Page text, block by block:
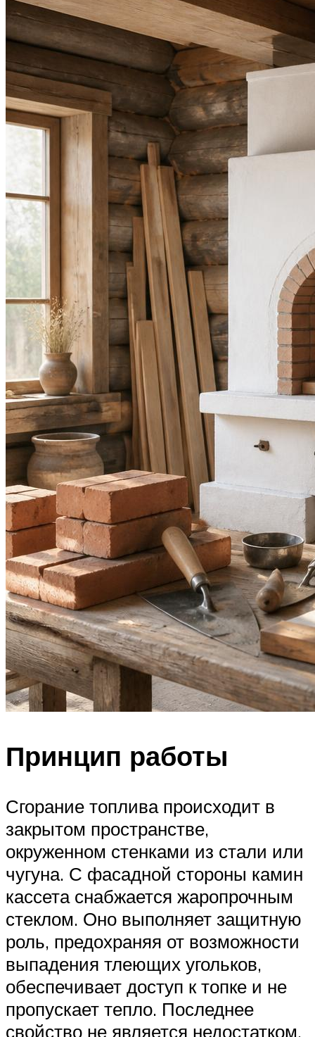
Принцип работы
Сгорание топлива происходит в
закрытом пространстве,
окруженном стенками из стали или
чугуна. С фасадной стороны камин
кассета снабжается жаропрочным
стеклом. Оно выполняет защитную
роль, предохраняя от возможности
выпадения тлеющих угольков,
обеспечивает доступ к топке и не
пропускает тепло. Последнее
свойство не является недостатком,